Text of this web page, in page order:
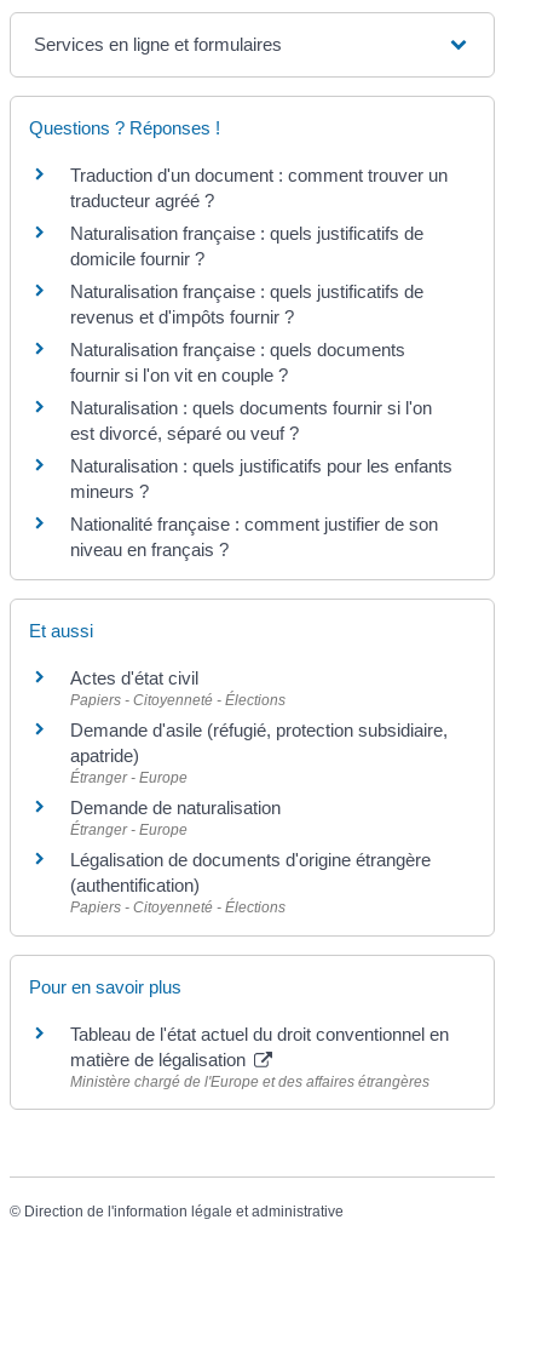
Services en ligne et formulaires
Questions ? Réponses !
Traduction d'un document : comment trouver un
traducteur agréé ?
Naturalisation française : quels justificatifs de
domicile fournir ?
Naturalisation française : quels justificatifs de
revenus et d'impôts fournir ?
Naturalisation française : quels documents
fournir si l'on vit en couple ?
Naturalisation : quels documents fournir si l'on
est divorcé, séparé ou veuf ?
Naturalisation : quels justificatifs pour les enfants
mineurs ?
Nationalité française : comment justifier de son
niveau en français ?
Et aussi
Actes d'état civil
Papiers - Citoyenneté - Élections
Demande d'asile (réfugié, protection subsidiaire,
apatride)
Étranger - Europe
Demande de naturalisation
Étranger - Europe
Légalisation de documents d'origine étrangère
(authentification)
Papiers - Citoyenneté - Élections
Pour en savoir plus
Tableau de l'état actuel du droit conventionnel en
matière de légalisation
Ministère chargé de l'Europe et des affaires étrangères
© Direction de l'information légale et administrative